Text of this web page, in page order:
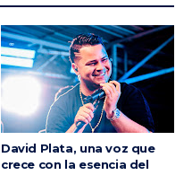
David Plata, una voz que
crece con la esencia del